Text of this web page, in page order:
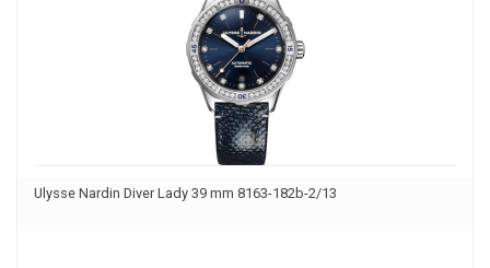
Ulysse Nardin Diver Lady 39 mm 8163-182b-2/13